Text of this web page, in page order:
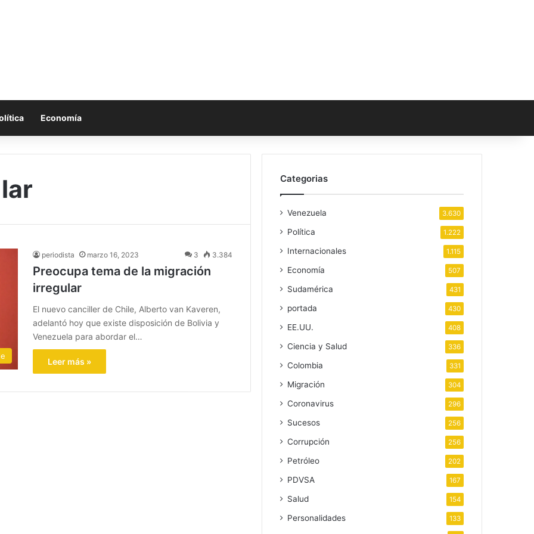
Economía
periodista marzo 16, 2023 3 3.384
Preocupa tema de la migración
irregular
El nuevo canciller de Chile, Alberto van Kaveren,
adelantó hoy que existe disposición de Bolivia y
Venezuela para abordar el…
Leer más »
Categorias
Venezuela 3.630
Política 1.222
Internacionales 1.115
Economía 507
Sudamérica 431
portada 430
EE.UU. 408
Ciencia y Salud 336
Colombia 331
Migración 304
Coronavirus 296
Sucesos 256
Corrupción 256
Petróleo 202
PDVSA 167
Salud 154
Personalidades 133